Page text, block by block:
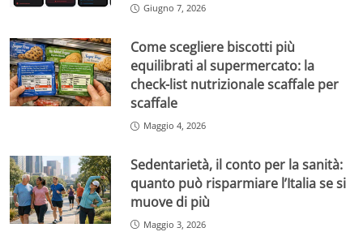
Giugno 7, 2026
Come scegliere biscotti più
equilibrati al supermercato: la
check-list nutrizionale scaffale per
scaffale
Maggio 4, 2026
Sedentarietà, il conto per la sanità:
quanto può risparmiare l’Italia se si
muove di più
Maggio 3, 2026